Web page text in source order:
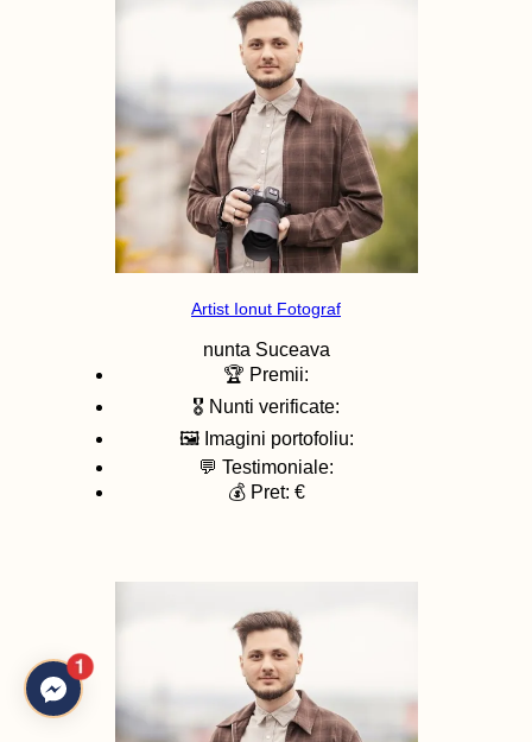
Artist Ionut Fotograf
nunta Suceava
🏆 Premii:
🎖️ Nunti verificate:
🖼️ Imagini portofoliu:
💬 Testimoniale:
💰 Pret: €